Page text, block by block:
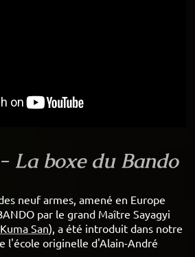
La boxe du Bando
neuf armes, amené en Europe
par le grand Maître Sayagyi
Kuma San), a été introduit dans notre
l'école originelle d'Alain-André